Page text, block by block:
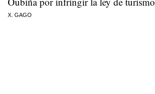
X. GAGO